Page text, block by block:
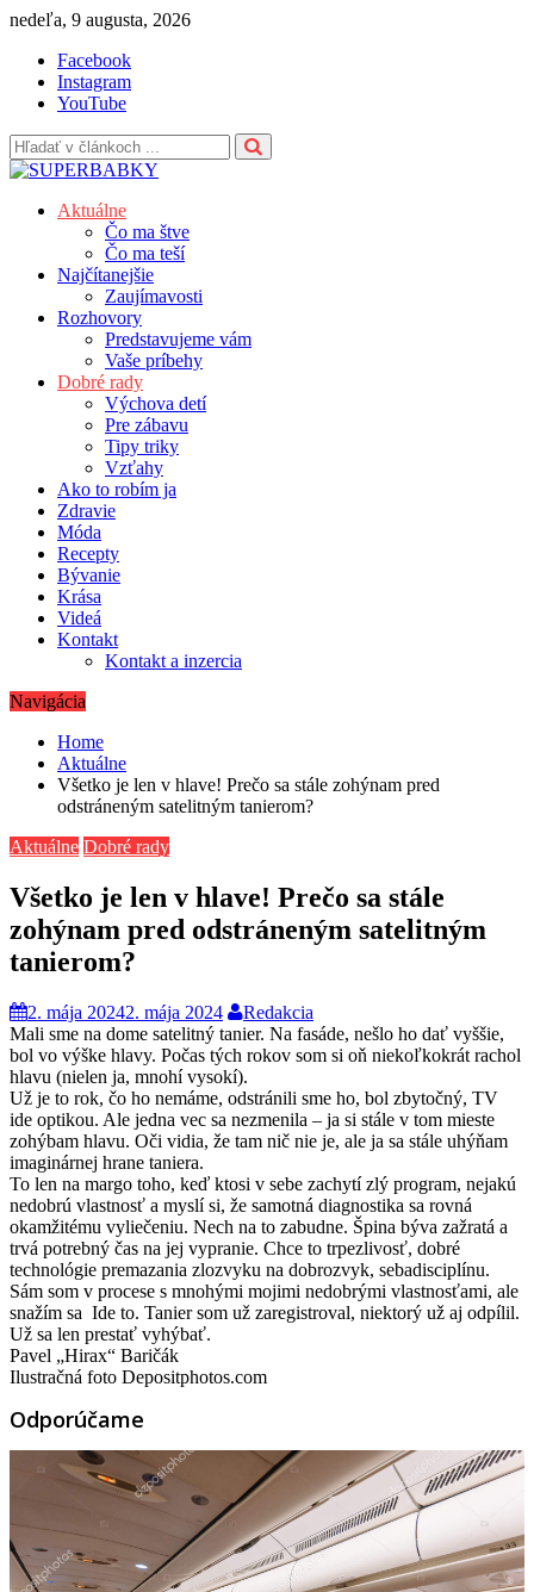
Skip
content
nedeľa, 9 augusta, 2026
Facebook
Instagram
YouTube
Aktuálne
Čo ma štve
Čo ma teší
Najčítanejšie
Zaujímavosti
Rozhovory
Predstavujeme vám
Vaše príbehy
Dobré rady
Výchova detí
Pre zábavu
Tipy triky
Vzťahy
Ako to robím ja
Zdravie
Móda
Recepty
Bývanie
Krása
Videá
Kontakt
Kontakt a inzercia
Navigácia
Home
Aktuálne
Všetko je len v hlave! Prečo sa stále zohýnam pred
odstráneným satelitným tanierom?
Aktuálne Dobré rady
Všetko je len v hlave! Prečo sa stále
zohýnam pred odstráneným satelitným
tanierom?
2. mája 20242. mája 2024
Redakcia
Mali sme na dome satelitný tanier. Na fasáde, nešlo ho dať vyššie,
bol vo výške hlavy. Počas tých rokov som si oň niekoľkokrát rachol
hlavu (nielen ja, mnohí vysokí).
Už je to rok, čo ho nemáme, odstránili sme ho, bol zbytočný, TV
ide optikou. Ale jedna vec sa nezmenila – ja si stále v tom mieste
zohýbam hlavu. Oči vidia, že tam nič nie je, ale ja sa stále uhýňam
imaginárnej hrane taniera.
To len na margo toho, keď ktosi v sebe zachytí zlý program, nejakú
nedobrú vlastnosť a myslí si, že samotná diagnostika sa rovná
okamžitému vyliečeniu. Nech na to zabudne. Špina býva zažratá a
trvá potrebný čas na jej vypranie. Chce to trpezlivosť, dobré
technológie premazania zlozvyku na dobrozvyk, sebadisciplínu.
Sám som v procese s mnohými mojimi nedobrými vlastnosťami, ale
snažím sa Ide to. Tanier som už zaregistroval, niektorý už aj odpílil.
Už sa len prestať vyhýbať.
Pavel „Hirax“ Baričák
Ilustračná foto Depositphotos.com
Odporúčame